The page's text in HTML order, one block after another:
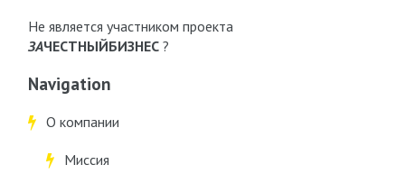
Не является участником проекта
ЗАЧЕСТНЫЙБИЗНЕС?
Navigation
О компании
Миссия